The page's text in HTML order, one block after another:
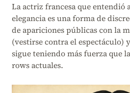
La actriz francesa que entendió
elegancia es una forma de
de apariciones públicas con la
(vestirse contra el espectáculo)
sigue teniendo más fuerza que
rows actuales.